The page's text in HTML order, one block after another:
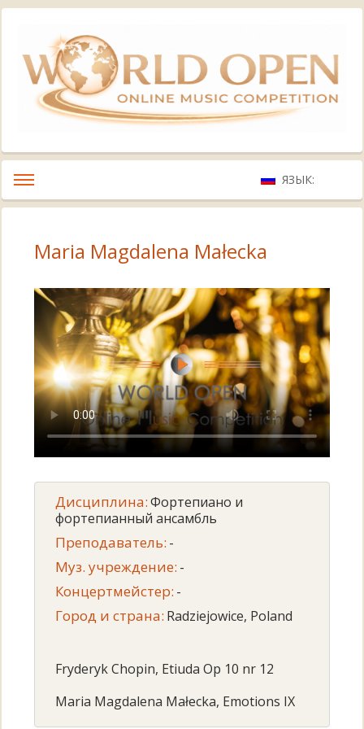
ЯЗЫК:
Maria Magdalena Małecka
Дисциплина:Фортепиано и
фортепианный ансамбль
Преподаватель: -
Муз. учреждение: -
Концертмейстер: -
Город и страна: Radziejowice, Poland
Fryderyk Chopin, Etiuda Op 10 nr 12
Maria Magdalena Małecka, Emotions IX